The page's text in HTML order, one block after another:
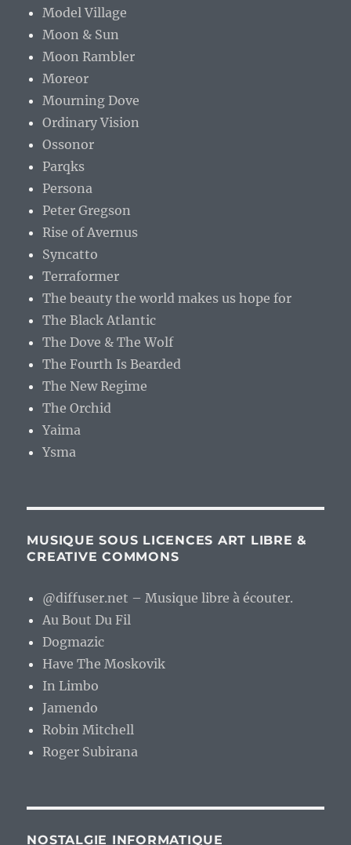
Model Village
Moon & Sun
Moon Rambler
Moreor
Mourning Dove
Ordinary Vision
Ossonor
Parqks
Persona
Peter Gregson
Rise of Avernus
Syncatto
Terraformer
The beauty the world makes us hope for
The Black Atlantic
The Dove & The Wolf
The Fourth Is Bearded
The New Regime
The Orchid
Yaima
Ysma
MUSIQUE SOUS LICENCES ART LIBRE &
CREATIVE COMMONS
@diffuser.net – Musique libre à écouter.
Au Bout Du Fil
Dogmazic
Have The Moskovik
In Limbo
Jamendo
Robin Mitchell
Roger Subirana
NOSTALGIE INFORMATIQUE